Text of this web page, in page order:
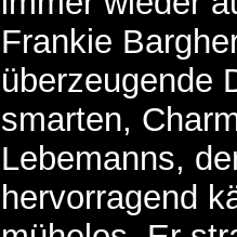
Frankie
überzeugende
smarten,
Lebemanns,
hervorragend